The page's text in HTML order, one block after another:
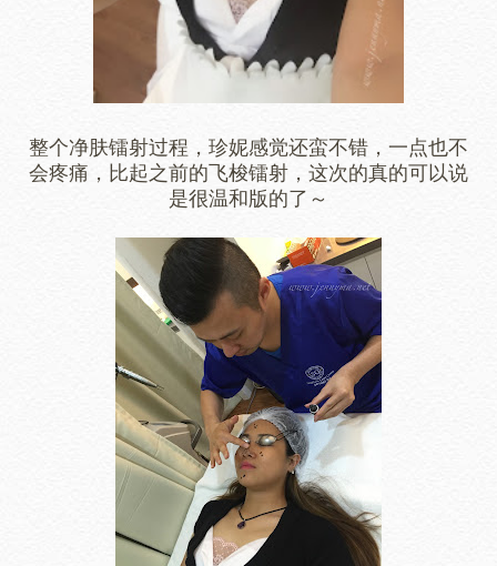
整个净肤镭射过程，珍妮感觉还蛮不错，一点也不
会疼痛，比起之前的飞梭镭射，这次的真的可以说
是很温和版的了～